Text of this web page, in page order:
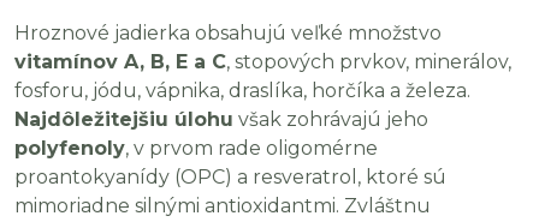
Hroznové jadierka obsahujú veľké množstvo
vitamínov A, B, E a C, stopových prvkov, minerálov,
fosforu, jódu, vápnika, draslíka, horčíka a železa.
Najdôležitejšiu úlohu však zohrávajú jeho
polyfenoly, v prvom rade oligomérne
proantokyanídy (OPC) a resveratrol, ktoré sú
mimoriadne silnými antioxidantmi. Zvláštnu